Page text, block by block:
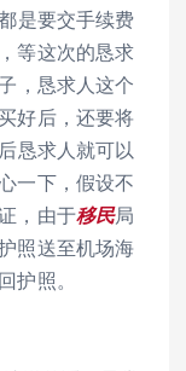
是要交手续费
等这次的恳求
，恳求人这个
好后，还要将
恳求人就可以
一下，假设不
，由于移民局
照送至机场海
护照。